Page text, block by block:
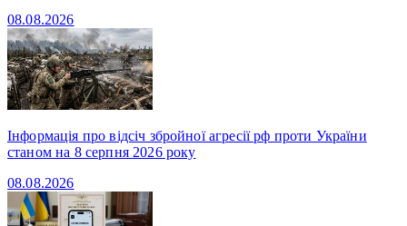
08.08.2026
Інформація про відсіч збройної агресії рф проти України
станом на 8 серпня 2026 року
08.08.2026